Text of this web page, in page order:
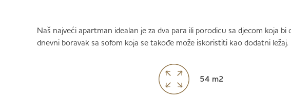
Naš najveći apartman idealan je za dva para ili porodicu sa djecom koja
dnevni boravak sa sofom koja se takođe može iskoristiti kao dodatni ležaj.
54 m2